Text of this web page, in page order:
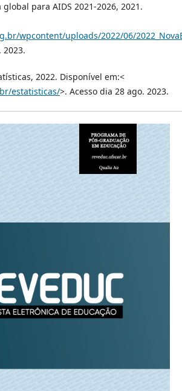
global para AIDS 2021-2026, 2021.
wpcontent/uploads/2022/06/
2023.
2022. Disponível em:<
estatisticas/>. Acesso dia 28 ago. 2023.